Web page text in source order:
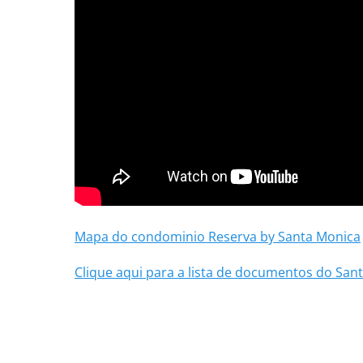
Mapa do condominio Reserva by Santa Monica
Clique aqui para a lista de documentos do